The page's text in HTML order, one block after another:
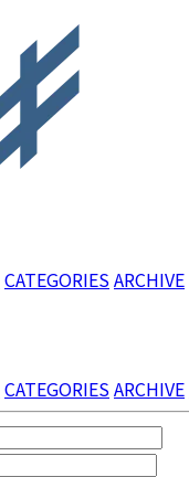
CATEGORIESARCHIVE
CATEGORIESARCHIVE